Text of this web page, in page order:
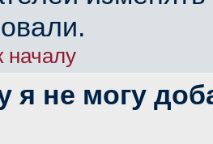
началу
я не могу